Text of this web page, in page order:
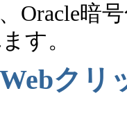
Oracle暗
す。
Webクリ